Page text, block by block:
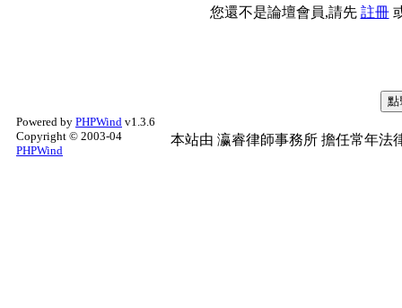
您還不是論壇會員,請先 註冊
Powered by PHPWind v1.3.6
Copyright © 2003-04
PHPWind
本站由 瀛睿律師事務所 擔任常年法